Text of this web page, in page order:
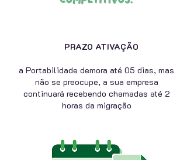
PRAZO ATIVAÇÃO
a Portabilidade demora até 05 dias, mas
não se preocupe, a sua empresa
continuará recebendo chamadas até 2
horas da migração